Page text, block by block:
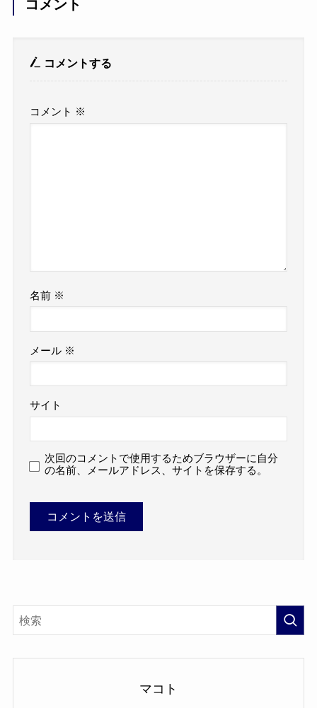
コメント
コメントする
コメント ※
名前 ※
メール ※
サイト
次回のコメントで使用するためブラウザーに自分
の名前、メールアドレス、サイトを保存する。
マコト